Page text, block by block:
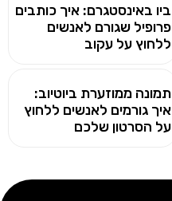
ביו באינסטגרם: איך כותבים
פרופיל שגורם לאנשים
ללחוץ על עקוב
תמונה ממוזערת ביוטיוב:
איך גורמים לאנשים ללחוץ
על הסרטון שלכם